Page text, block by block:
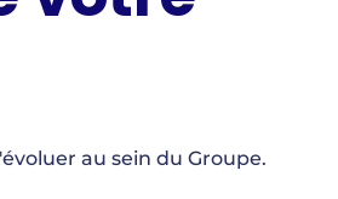
au sein du Groupe.